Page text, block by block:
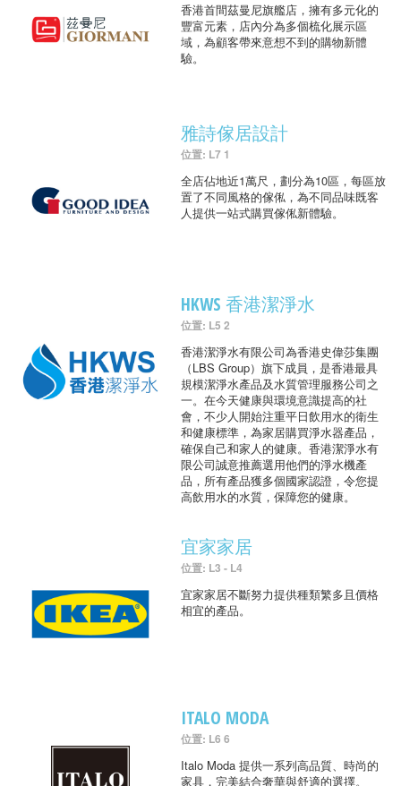
香港首間茲曼尼旗艦店，擁有多元化的
豐富元素，店內分為多個梳化展示區
域，為顧客帶來意想不到的購物新體
驗。
雅詩傢居設計
位置: L7 1
全店佔地近1萬尺，劃分為10區，每區放
置了不同風格的傢俬，為不同品味既客
人提供一站式購買傢俬新體驗。
HKWS 香港潔淨水
位置: L5 2
香港潔淨水有限公司為香港史偉莎集團
（LBS Group）旗下成員，是香港最具
規模潔淨水產品及水質管理服務公司之
一。在今天健康與環境意識提高的社
會，不少人開始注重平日飲用水的衛生
和健康標準，為家居購買淨水器產品，
確保自己和家人的健康。香港潔淨水有
限公司誠意推薦選用他們的淨水機產
品，所有產品獲多個國家認證，令您提
高飲用水的水質，保障您的健康。
宜家家居
位置: L3 - L4
宜家家居不斷努力提供種類繁多且價格
相宜的產品。
ITALO MODA
位置: L6 6
Italo Moda 提供一系列高品質、時尚的
家具，完美結合奢華與舒適的選擇。